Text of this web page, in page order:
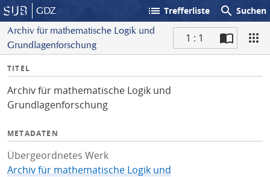
GDZ list Trefferliste search Suchen
Archiv für mathematische Logik und
Grundlagenforschung
1 : 1
I
f
o
TITEL
Archiv für mathematische Logik und
Grundlagenforschung
METADATEN
Übergeordnetes Werk
Archiv für mathematische Logik und